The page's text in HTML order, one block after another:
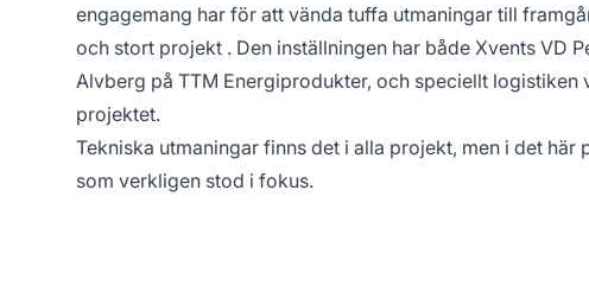
engagemang har för att vända tuffa utmaningar till
och stort projekt . Den inställningen har både Xvents VD
Alvberg på TTM Energiprodukter, och speciellt logistiken
projektet.
Tekniska utmaningar finns det i alla projekt, men i det
som verkligen stod i fokus.